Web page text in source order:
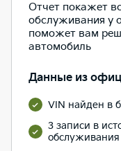
Отчет покажет
обслуживания у
поможет вам
автомобиль
Данные из
VIN найден в
3 записи в
обслуживания